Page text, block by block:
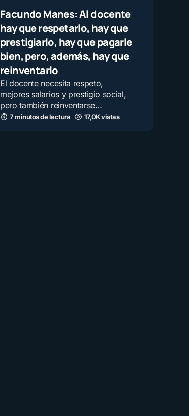
Facundo Manes: Al docente
hay que respetarlo, hay que
prestigiarlo, hay que pagarle
bien, pero, además, hay que
reinventarlo
El docente necesita respeto,
mejores salarios y prestigio social,
pero también reinventarse…
7 minutos de lectura 17,0K vistas